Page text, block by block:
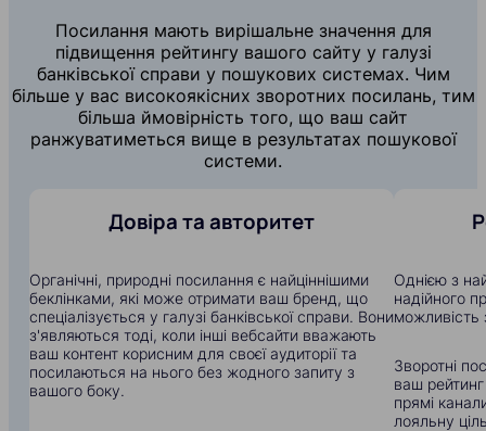
Посилання мають вирішальне значення для
підвищення рейтингу вашого сайту у галузі
банківської справи у пошукових системах. Чим
більше у вас високоякісних зворотних посилань, тим
більша ймовірність того, що ваш сайт
ранжуватиметься вище в результатах пошукової
системи.
Довіра та авторитет
Органічні, природні посилання є найціннішими
беклінками, які може отримати ваш бренд, що
спеціалізується у галузі банківської справи. Вони
з'являються тоді, коли інші вебсайти вважають
ваш контент корисним для своєї аудиторії та
посилаються на нього без жодного запиту з
вашого боку.
Однією з
надійного
можливість
Зворотні
ваш
прямі
лояльну